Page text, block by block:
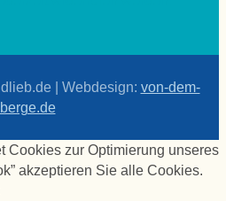
| Webdesign: von-dem-
berge.de
Cookies zur Optimierung unseres
akzeptieren Sie alle Cookies.